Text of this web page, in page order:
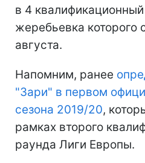
в 4
жеребьевка которого
августа.
Напомним, ранее
"Зари" в первом
сезона 2019/20,
рамках второго
раунда Лиги Европы.